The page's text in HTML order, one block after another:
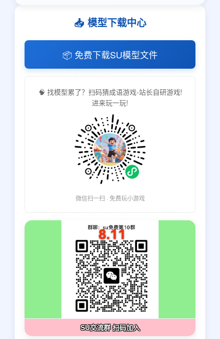
📥 模型下载中心
📦 免费下载SU模型文件
🧠 找模型累了？扫码猜成语游戏-站长自研游戏!
进来玩一玩!
微信扫一扫 · 免费玩小游戏
SU交流群 扫码加入